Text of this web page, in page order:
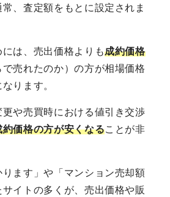
、査定額をもとに設定されま
は、売出価格よりも成約価格
で売れたのか）の方が相場価格
ります。
や売買時における値引き交渉
価格の方が安くなることが非
ります」や「マンション売却額
イトの多くが、売出価格や販